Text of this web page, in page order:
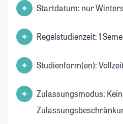
Startdatum: nur
Regelstudienzeit: 1
Studienform(en):
Zulassungsmodus: